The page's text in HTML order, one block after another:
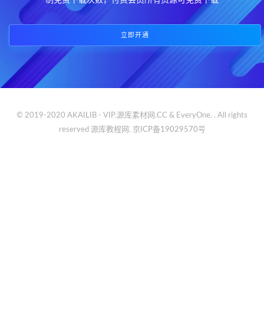
立即开通
© 2019-2020 AKAILIB - VIP.源库素材网.CC & EveryOne. . All rights
reserved 源库教程网. 京ICP备19029570号